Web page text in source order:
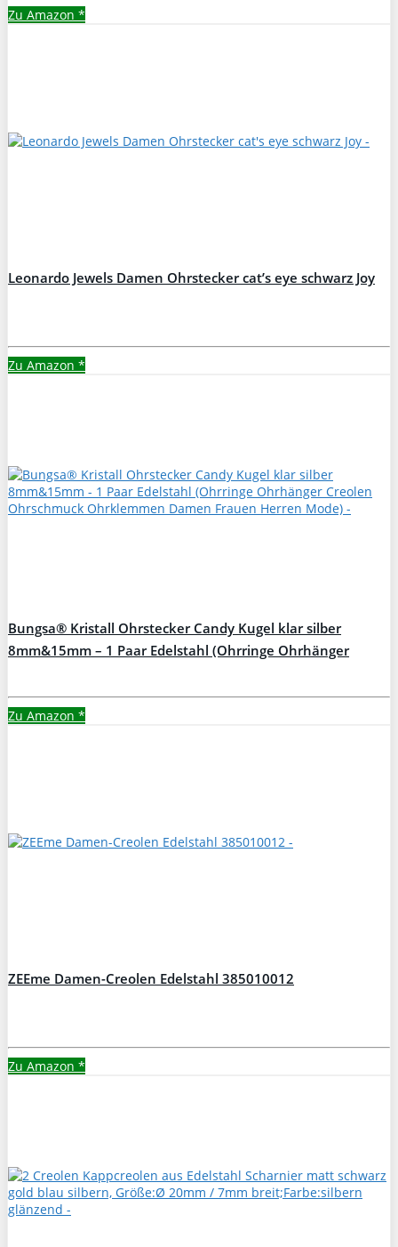
Zu Amazon *
Leonardo Jewels Damen Ohrstecker cat’s eye schwarz Joy
Zu Amazon *
Bungsa® Kristall Ohrstecker Candy Kugel klar silber
8mm&15mm – 1 Paar Edelstahl (Ohrringe Ohrhänger
Mode)
Zu Amazon *
ZEEme Damen-Creolen Edelstahl 385010012
Zu Amazon *